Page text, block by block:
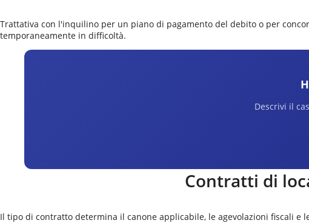
Trattativa con l'inquilino per un piano di pagamento del debito o per
temporaneamente in difficoltà.
Descrivi il
Contratti di
Il tipo di contratto determina il canone applicabile, le agevolazioni fiscali e